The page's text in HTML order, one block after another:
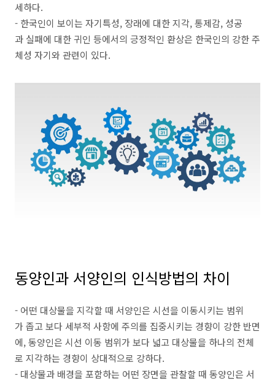
세하다.
- 한국인이 보이는 자기특성, 장래에 대한 지각, 통제감, 성공
과 실패에 대한 귀인 등에서의 긍정적인 환상은 한국인의 강한 주
체성 자기와 관련이 있다.​
동양인과 서양인의 인식방법의 차이
- 어떤 대상물을 지각할 때 서양인은 시선을 이동시키는 범위
가 좁고 보다 세부적 사항에 주의를 집중시키는 경향이 강한 반면
에, 동양인은 시선 이동 ​범위가 보다 넓고 대상물을 하나의 전체
로 지각하는 경향이 상대적으로 강하다.
- 대상물과 배경을 포함하는 어떤 장면을 관찰할 때 동양인은 서